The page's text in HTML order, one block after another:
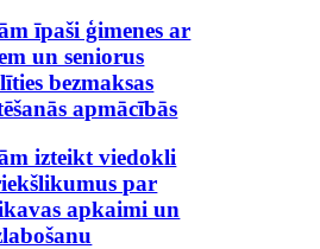
īpaši ģimenes ar
un seniorus
bezmaksas
apmācībās
izteikt viedokli
par
apkaimi un